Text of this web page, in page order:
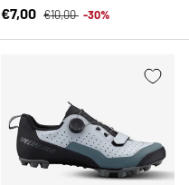
Prezzo di vendita
€7,00 Prezzo normale
€10,00 -30%